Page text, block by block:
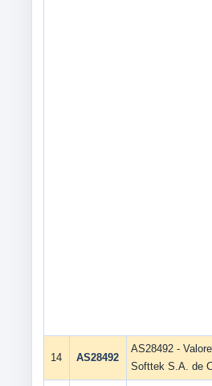
14 AS28492
AS28492 -
Softtek S.A. de